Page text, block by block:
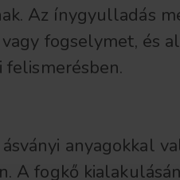
Az ínygyulladás
fogselymet, és
anyagokkal
A fogkő